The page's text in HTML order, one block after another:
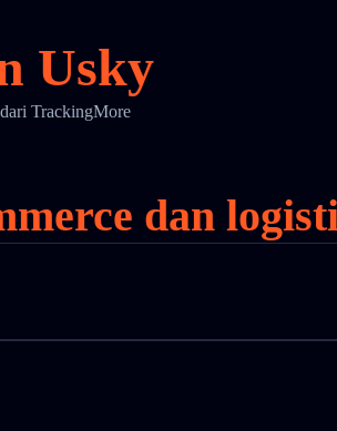
Usky
TrackingMore
dan